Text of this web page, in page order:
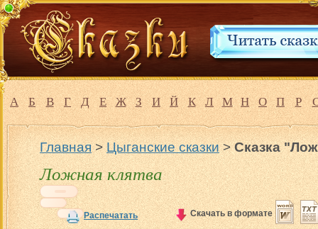
А Б В Г Д Е Ж З И Й К Л М Н О П Р
Главная>Цыганские сказки>Сказка
Ложная клятва
Распечатать Скачать в формате